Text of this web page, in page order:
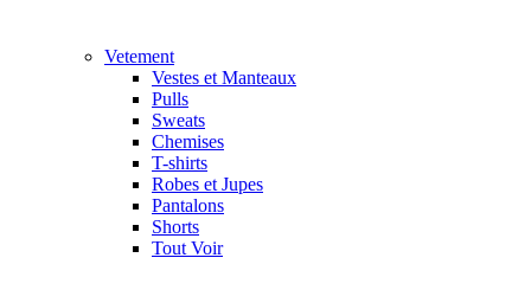
Vetement
Vestes et Manteaux
Pulls
Sweats
Chemises
T-shirts
Robes et Jupes
Pantalons
Shorts
Tout Voir